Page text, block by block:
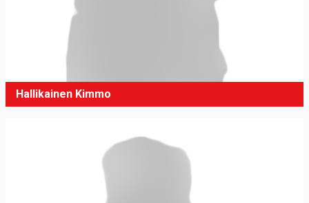
Hallikainen Kimmo